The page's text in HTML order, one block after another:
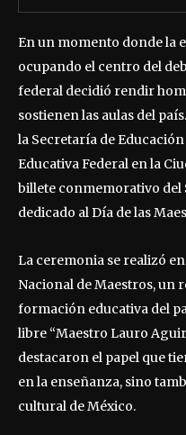
En un momento donde la
ocupando el centro del
federal decidió rendir
sostienen las aulas del
la Secretaría de
Educativa Federal en la
billete conmemorativo del
dedicado al Día de las
La ceremonia se realizó
Nacional de Maestros, un
formación educativa del
libre “Maestro Lauro
destacaron el papel que
en la enseñanza, sino
cultural de México.